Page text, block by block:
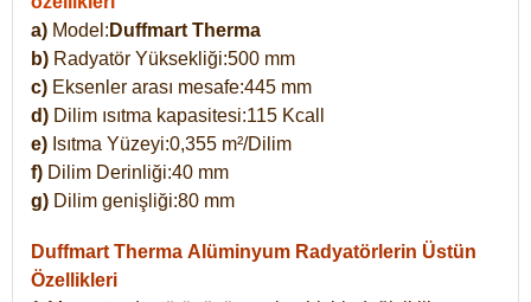
a) Model: Duffmart Therma
b) Radyatör Yüksekliği:500 mm
c) Eksenler arası mesafe:445 mm
d) Dilim ısıtma kapasitesi:115 Kcall
e) Isıtma Yüzeyi:0,355 m²/Dilim
f) Dilim Derinliği:40 mm
g) Dilim genişliği:80 mm
Duffmart Therma Alüminyum Radyatörlerin Üstün
Özellikleri